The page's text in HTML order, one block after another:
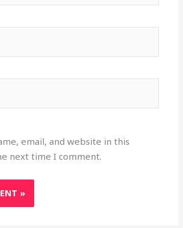
email, and website in this
next time I comment.